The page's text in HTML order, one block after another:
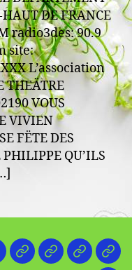
–
mars
-2026
DE FRANCE
radio3des: 90.9
site:
L’association
THEÄTRE
VOUS
VIVIEN
FËTE DES
QU’ILS
FORUM
#25